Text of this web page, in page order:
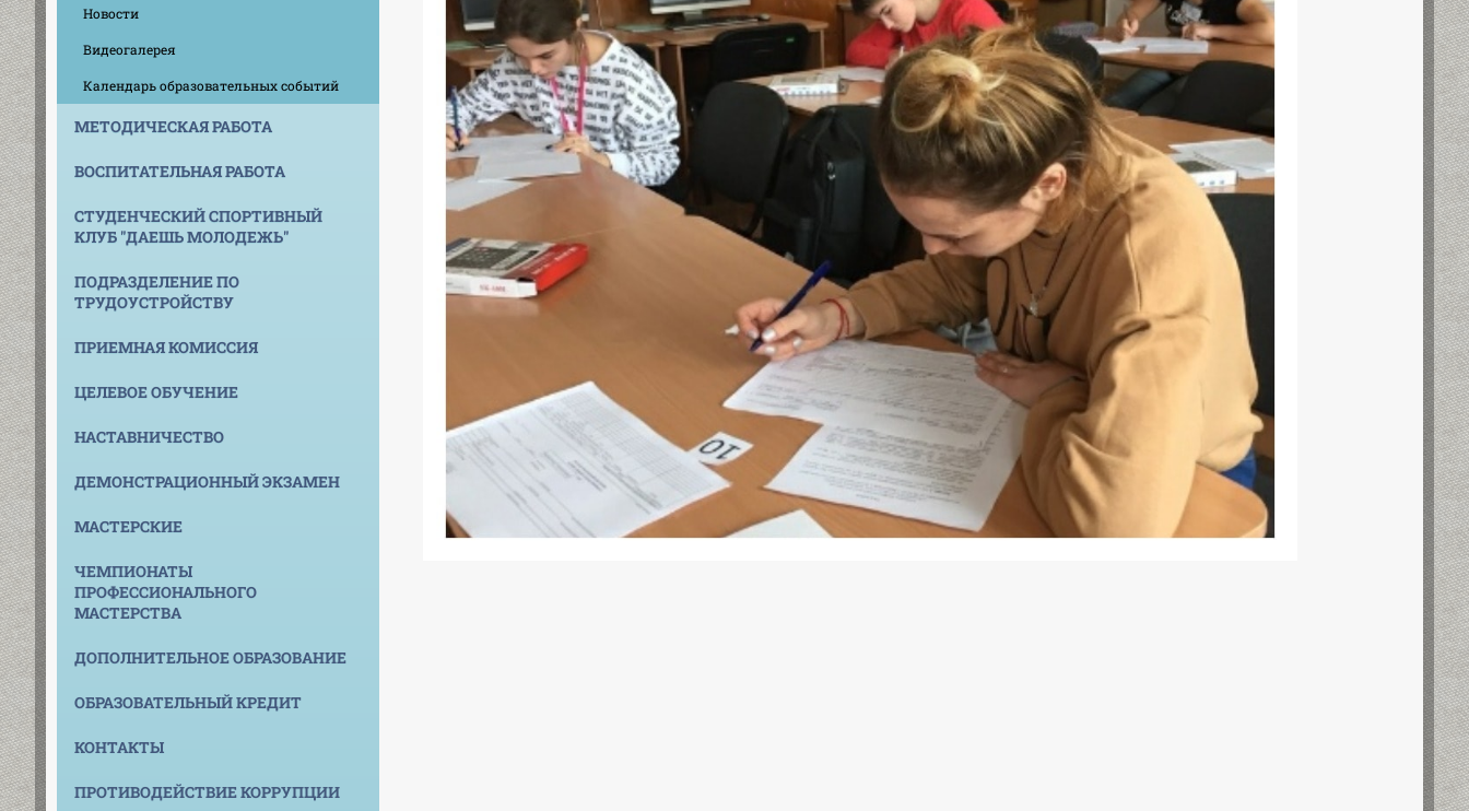
Новости
Видеогалерея
Календарь образовательных событий
МЕТОДИЧЕСКАЯ РАБОТА
ВОСПИТАТЕЛЬНАЯ РАБОТА
СТУДЕНЧЕСКИЙ СПОРТИВНЫЙ
КЛУБ "ДАЕШЬ МОЛОДЕЖЬ"
ПОДРАЗДЕЛЕНИЕ ПО
ТРУДОУСТРОЙСТВУ
ПРИЕМНАЯ КОМИССИЯ
ЦЕЛЕВОЕ ОБУЧЕНИЕ
НАСТАВНИЧЕСТВО
ДЕМОНСТРАЦИОННЫЙ ЭКЗАМЕН
МАСТЕРСКИЕ
ЧЕМПИОНАТЫ
ПРОФЕССИОНАЛЬНОГО
МАСТЕРСТВА
ДОПОЛНИТЕЛЬНОЕ ОБРАЗОВАНИЕ
ОБРАЗОВАТЕЛЬНЫЙ КРЕДИТ
КОНТАКТЫ
ПРОТИВОДЕЙСТВИЕ КОРРУПЦИИ